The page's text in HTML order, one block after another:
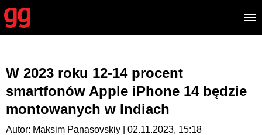
W 2023 roku 12-14 procent
smartfonów Apple iPhone 14 będzie
montowanych w Indiach
Autor: Maksim Panasovskiy | 02.11.2023, 15:18